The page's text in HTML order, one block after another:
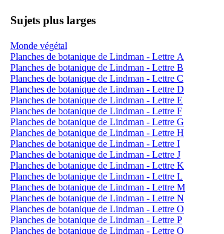
Sujets plus larges
Monde végétal
Planches de botanique de Lindman - Lettre A
Planches de botanique de Lindman - Lettre B
Planches de botanique de Lindman - Lettre C
Planches de botanique de Lindman - Lettre D
Planches de botanique de Lindman - Lettre E
Planches de botanique de Lindman - Lettre F
Planches de botanique de Lindman - Lettre G
Planches de botanique de Lindman - Lettre H
Planches de botanique de Lindman - Lettre I
Planches de botanique de Lindman - Lettre J
Planches de botanique de Lindman - Lettre K
Planches de botanique de Lindman - Lettre L
Planches de botanique de Lindman - Lettre M
Planches de botanique de Lindman - Lettre N
Planches de botanique de Lindman - Lettre O
Planches de botanique de Lindman - Lettre P
Planches de botanique de Lindman - Lettre Q